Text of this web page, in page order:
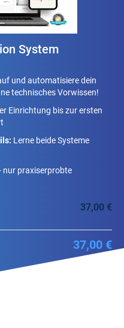
System
und automatisiere dein
technisches Vorwissen!
Einrichtung bis zur ersten
Lerne beide Systeme
nur praxiserprobte
37,00 €
37,00 €